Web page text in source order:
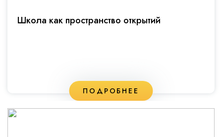
Школа как пространство открытий
ПОДРОБНЕЕ